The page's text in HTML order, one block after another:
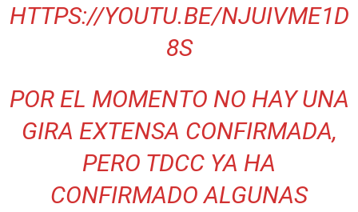
HTTPS://YOUTU.BE/NJUIVME1D
8S
POR EL MOMENTO NO HAY UNA
GIRA EXTENSA CONFIRMADA,
PERO TDCC YA HA
CONFIRMADO ALGUNAS